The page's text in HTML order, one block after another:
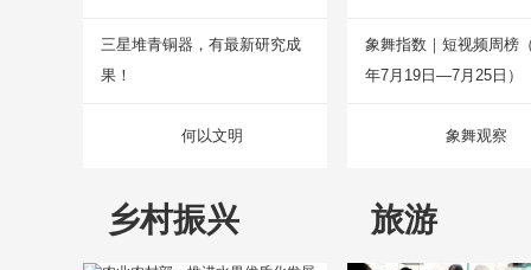
三星堆青铜器，有最新研究成
果！
何以文明
象舞指数｜短视频周榜
年7月19日—7月25日）
象舞观察
乡村振兴 旅游